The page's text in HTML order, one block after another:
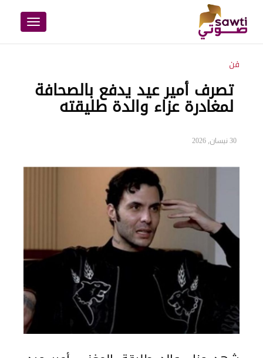
Toggle
navigation
فن
تصرف أمير عيد يدفع بالصحافة
لمغادرة عزاء والدة طليقته
30 نيسان, 2026